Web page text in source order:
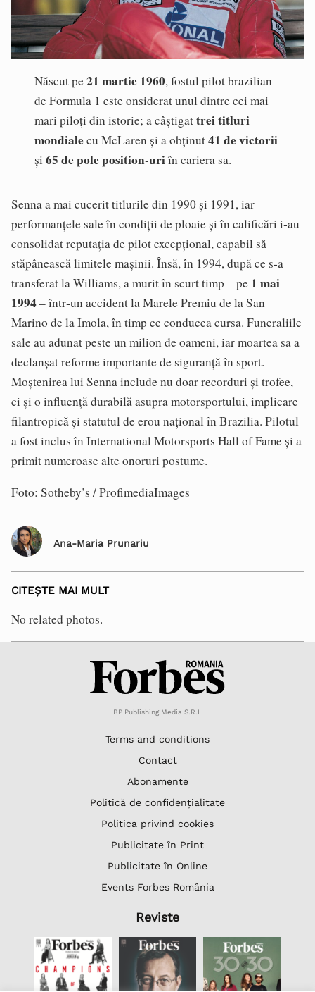
Născut pe21 martie 1960, fostul pilot brazilian
de Formula 1 este onsiderat unul dintre cei mai
mari piloți din istorie; a câștigattrei titluri
mondialecu McLaren și a obținut41 de victorii
și65 de pole position‑uriîn cariera sa.
Senna a mai cucerit titlurile din 1990 și 1991, iar
performanțele sale în condiții de ploaie și în calificări i‑au
consolidat reputația de pilot excepțional, capabil să
stăpânească limitele mașinii. Însă, în 1994, după ce s‑a
transferat la Williams, a murit în scurt timp – pe 1 mai
1994– într‑un accident la Marele Premiu de la San
Marino de la Imola, în timp ce conducea cursa. Funeraliile
sale au adunat peste un milion de oameni, iar moartea sa a
declanșat reforme importante de siguranță în sport.
Moștenirea lui Senna include nu doar recorduri și trofee,
ci și o influență durabilă asupra motorsportului, implicare
filantropică și statutul de erou național în Brazilia. Pilotul
a fost inclus în International Motorsports Hall of Fame și a
primit numeroase alte onoruri postume.
Foto: Sotheby’s / ProfimediaImages
Ana-Maria Prunariu
CITEȘTE MAI MULT
No related photos.
BP Publishing Media S.R.L
Terms and conditions
Contact
Abonamente
Politică de confidențialitate
Politica privind cookies
Publicitate în Print
Publicitate în Online
Events Forbes România
Reviste